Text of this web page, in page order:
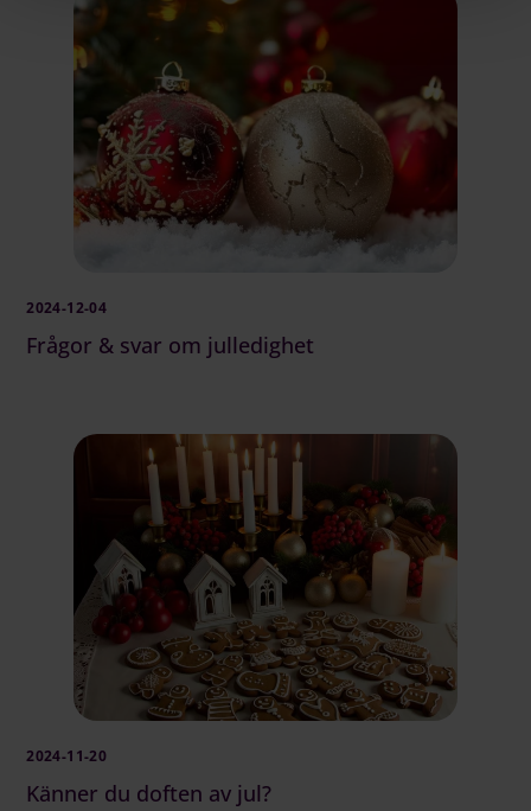
2024-12-04
Frågor & svar om julledighet
2024-11-20
Känner du doften av jul?